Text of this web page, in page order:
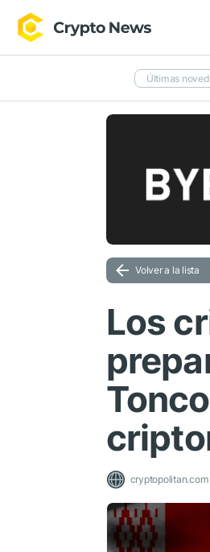
Últimas
Volver a la lista
Los
cryptopolitan.com